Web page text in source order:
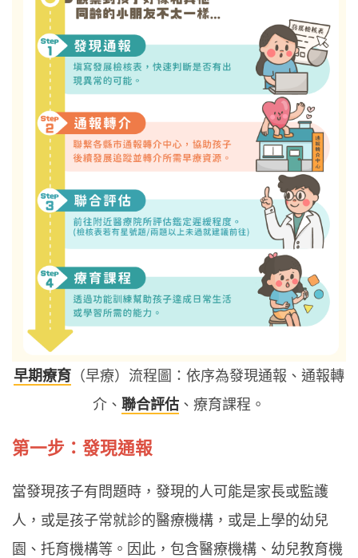
早期療育 （早療）流程圖：依序為發現通報、通報轉
介、 聯合評估 、療育課程。
第一步：發現通報
當發現孩子有問題時，發現的人可能是家長或監護
人，或是孩子常就診的醫療機構，或是上學的幼兒
園、托育機構等。因此，包含醫療機構、幼兒教育機